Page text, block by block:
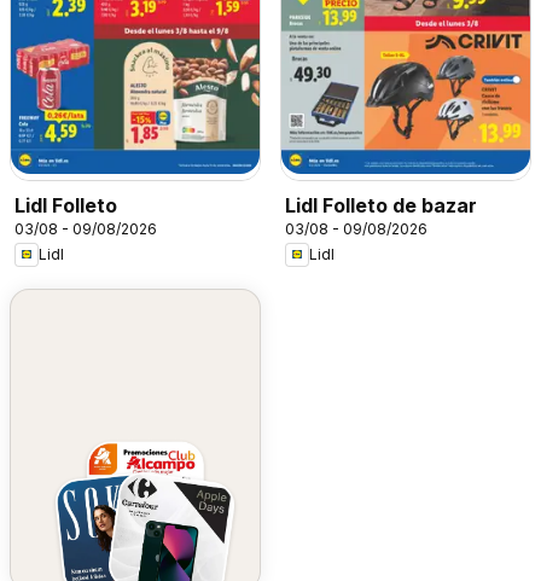
Lidl Folleto
03/08 - 09/08/2026
Lidl
Lidl Folleto de bazar
03/08 - 09/08/2026
Lidl